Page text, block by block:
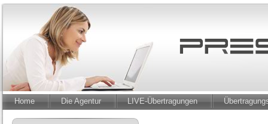
Home Die Agentur LIVE-Übertragungen